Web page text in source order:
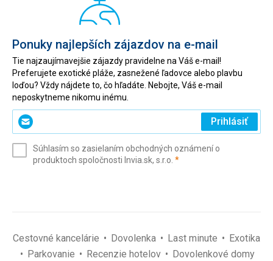
Ponuky najlepších zájazdov na e-mail
Tie najzaujímavejšie zájazdy pravidelne na Váš e-mail!
Preferujete exotické pláže, zasnežené ľadovce alebo plavbu
loďou? Vždy nájdete to, čo hľadáte. Nebojte, Váš e-mail
neposkytneme nikomu inému.
Zadajte
svoj
(povinné)
Prihlásiť
Súhlasím so zasielaním obchodných oznámení o
produktoch spoločnosti Invia.sk, s.r.o. *(povinné)
Cestovné kancelárie Dovolenka Last minute
Exotika
Parkovanie
Recenzie hotelov Dovolenkové domy